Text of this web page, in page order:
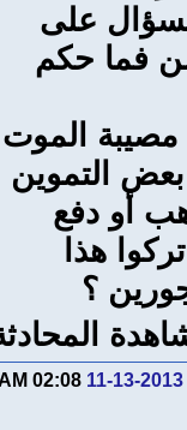
على
فما حكم
مصيبة الموت
بعض التموين
أو دفع
هذا
؟
11-13-2013
02:08 AM